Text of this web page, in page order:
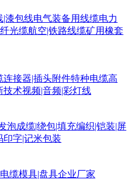
|漆包线电气装备用线缆电力
光缆航空|铁路线缆矿用橡套
连接器|插头附件特种电缆高
技术视频|音频|彩灯线
泡成缆|绕包|填充编织|铠装|屏
印字|记米包装
电缆模具|盘具企业厂家